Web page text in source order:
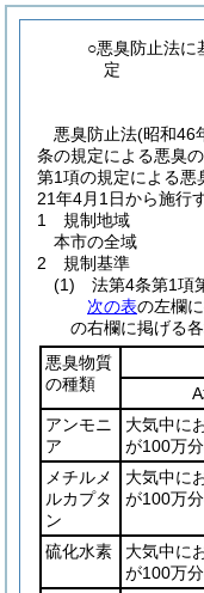
○悪臭防止法に
定
悪臭防止法(昭和46
条の規定による悪臭
第1項の規定による悪
21年4月1日から施行
1 規制地域
本市の全域
2 規制基準
(1) 法第4条第1項
次の表の左欄
の右欄に掲げる
悪臭物質
の種類
アンモニ
ア
大気中に
が100万
メチルメ
ルカプタ
ン
大気中に
が100万
硫化水素
大気中に
が100万